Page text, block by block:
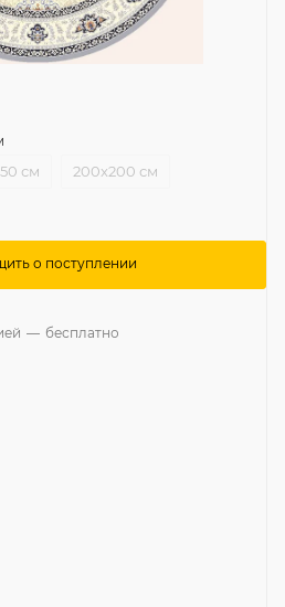
см 200x200 см
о поступлении
— бесплатно